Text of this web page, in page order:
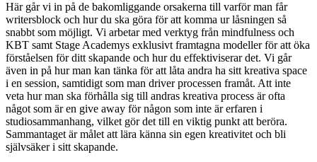
Här går vi in på de bakomliggande orsakerna till varför man får
writersblock och hur du ska göra för att komma ur låsningen så
snabbt som möjligt. Vi arbetar med verktyg från mindfulness och
KBT samt Stage Academys exklusivt framtagna modeller för att öka
förståelsen för ditt skapande och hur du effektiviserar det. Vi går
även in på hur man kan tänka för att låta andra ha sitt kreativa space
i en session, samtidigt som man driver processen framåt. Att inte
veta hur man ska förhålla sig till andras kreativa process är ofta
något som är en give away för någon som inte är erfaren i
studiosammanhang, vilket gör det till en viktig punkt att beröra.
Sammantaget är målet att lära känna sin egen kreativitet och bli
självsäker i sitt skapande.